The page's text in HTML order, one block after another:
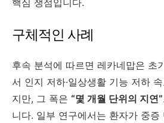
구체적인 사례
후속 분석에 따르면 레카네맙은 초
서 인지 저하·일상생활 기능 저하
지만, 그 폭은 “몇 개월 단위의 지연”
니다. 일부 연구에서는 환자가 중증